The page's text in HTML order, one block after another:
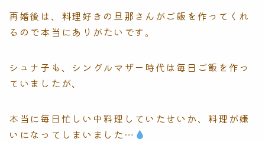
再婚後は、料理好きの旦那さんがご飯を作ってくれ
るので本当にありがたいです。
シュナ子も、シングルマザー時代は毎日ご飯を作っ
ていましたが、
本当に毎日忙しい中料理していたせいか、料理が嫌
いになってしまいました…